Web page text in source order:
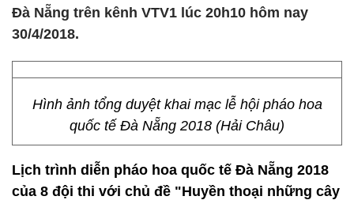
Đà Nẵng trên kênh VTV1 lúc 20h10 hôm nay
30/4/2018.
Hình ảnh tổng duyệt khai mạc lễ hội pháo hoa
quốc tế Đà Nẵng 2018 (Hải Châu)
Lịch trình diễn pháo hoa quốc tế Đà Nẵng 2018
của 8 đội thi với chủ đề "Huyền thoại những cây